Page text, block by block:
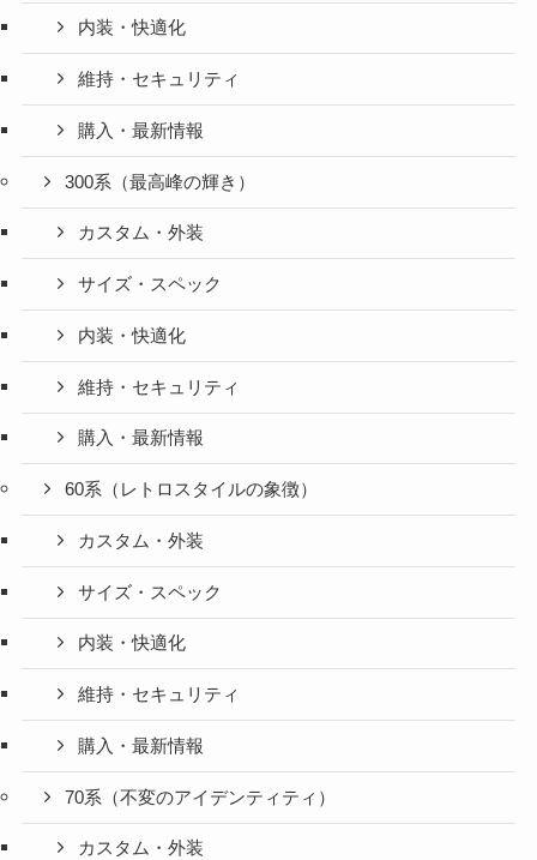
内装・快適化
維持・セキュリティ
購入・最新情報
300系（最高峰の輝き）
カスタム・外装
サイズ・スペック
内装・快適化
維持・セキュリティ
購入・最新情報
60系（レトロスタイルの象徴）
カスタム・外装
サイズ・スペック
内装・快適化
維持・セキュリティ
購入・最新情報
70系（不変のアイデンティティ）
カスタム・外装